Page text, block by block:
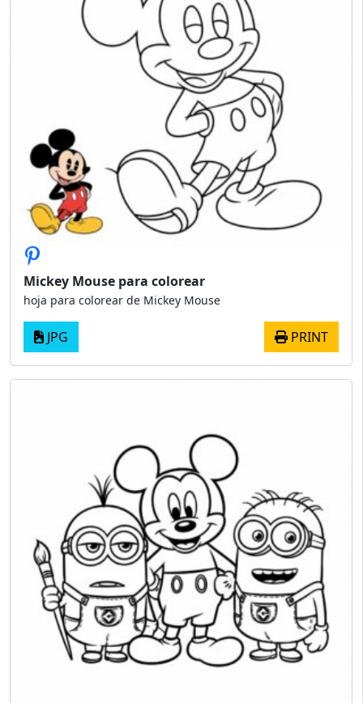
Mickey Mouse para colorear
hoja para colorear de Mickey Mouse
JPG PRINT